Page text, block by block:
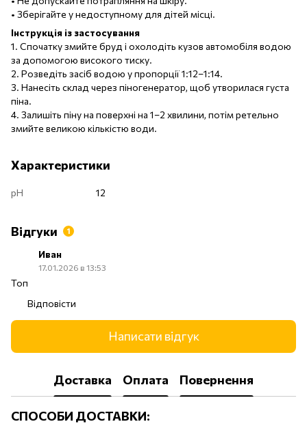
• Зберігайте у недоступному для дітей місці.
Інструкція із застосування
1. Спочатку змийте бруд і охолодіть кузов автомобіля водою
за допомогою високого тиску.
2. Розведіть засіб водою у пропорції 1:12–1:14.
3. Нанесіть склад через піногенератор, щоб утворилася густа
піна.
4. Залишіть піну на поверхні на 1–2 хвилини, потім ретельно
змийте великою кількістю води.
Характеристики
pH 12
Відгуки 1
Иван
17.01.2026 в 13:53
Топ
Відповісти
Написати відгук
Доставка Оплата Повернення
СПОСОБИ ДОСТАВКИ: